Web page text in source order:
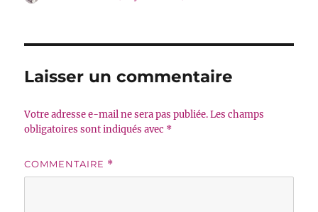
Laisser un commentaire
Votre adresse e-mail ne sera pas publiée. Les champs
obligatoires sont indiqués avec *
COMMENTAIRE *